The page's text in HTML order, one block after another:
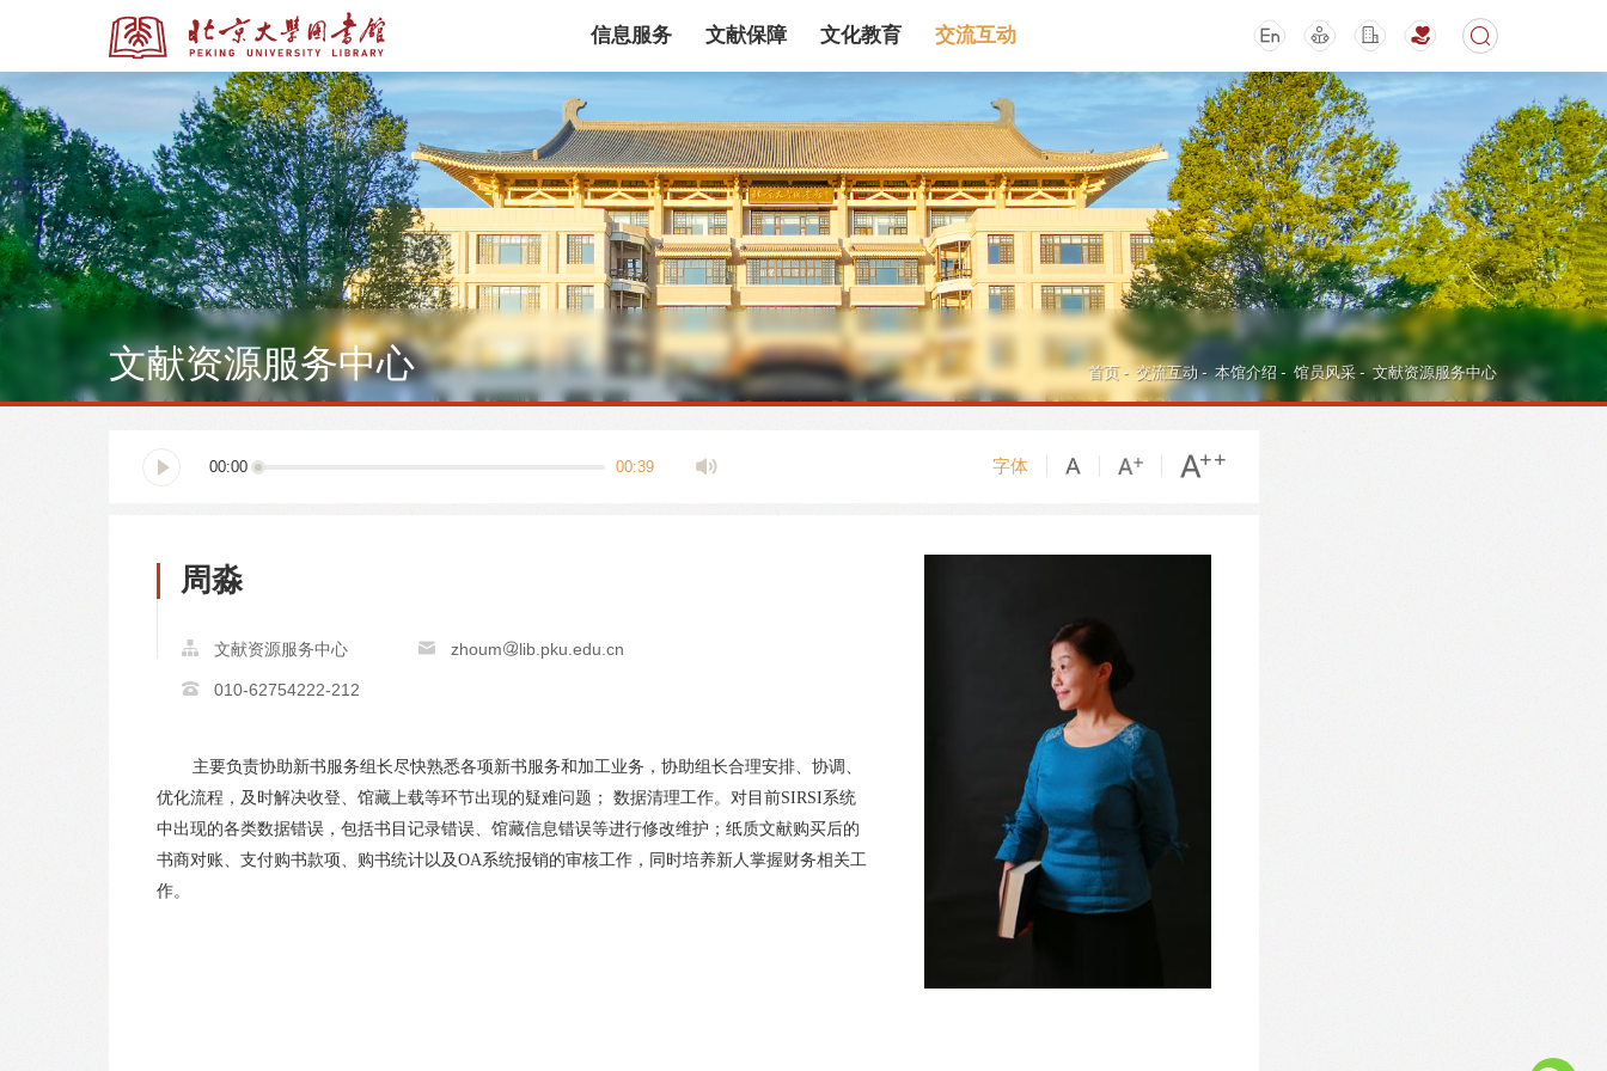
全部资源
全部资源 馆藏目录 论文、书、报告 数据库 电子图书和电子期刊
多媒体资源 机构知识库 馆际互借 新书通报 专利数据 活动讲座
信息服务 文献保障 文化教育 交流互动
首页 - 交流互动 - 本馆介绍 - 馆员风采 - 文献资源服务中心
文献资源服务中心
00:00 00:39 字体
周淼
文献资源服务中心 zhoum lib.pku.edu.cn
010-62754222-212
主要负责协助新书服务组长尽快熟悉各项新书服务和加工业务，协助组长合理安排、协调、
优化流程，及时解决收登、馆藏上载等环节出现的疑难问题；
数据清理工作。对目前SIRSI系统
中出现的各类数据错误，包括书目记录错误、馆藏信息错误等进行修改维护；纸质文献购买后的
书商对账、支付购书款项、购书统计以及OA系统报销的审核工作，同时培养新人掌握财务相关工
作。